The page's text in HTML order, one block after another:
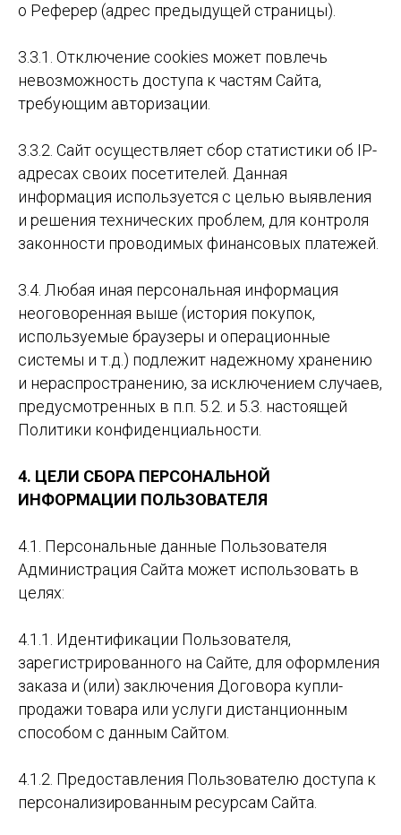
o Реферер (адрес предыдущей страницы).
3.3.1. Отключение cookies может повлечь
невозможность доступа к частям Cайта,
требующим авторизации.
3.3.2. Сайт осуществляет сбор статистики об IP-
адресах своих посетителей. Данная
информация используется с целью выявления
и решения технических проблем, для контроля
законности проводимых финансовых платежей.
3.4. Любая иная персональная информация
неоговоренная выше (история покупок,
используемые браузеры и операционные
системы и т.д.) подлежит надежному хранению
и нераспространению, за исключением случаев,
предусмотренных в п.п. 5.2. и 5.3. настоящей
Политики конфиденциальности.
4. ЦЕЛИ СБОРА ПЕРСОНАЛЬНОЙ
ИНФОРМАЦИИ ПОЛЬЗОВАТЕЛЯ
4.1. Персональные данные Пользователя
Администрация Сайта может использовать в
целях:
4.1.1. Идентификации Пользователя,
зарегистрированного на Сайте, для оформления
заказа и (или) заключения Договора купли-
продажи товара или услуги дистанционным
способом с данным Cайтом.
4.1.2. Предоставления Пользователю доступа к
персонализированным ресурсам Сайта.